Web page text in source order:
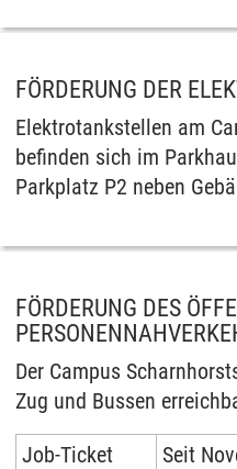
FÖRDERUNG DER
Elektrotankstellen am
befinden sich im
Parkplatz P2 neben
FÖRDERUNG DES
Der Campus
Zug und Bussen
Job-Ticket
Seit